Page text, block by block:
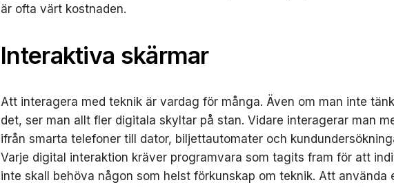
är ofta värt kostnaden.
Interaktiva skärmar
Att interagera med teknik är vardag för många. Även om man inte
det, ser man allt fler digitala skyltar på stan. Vidare interagerar man
ifrån smarta telefoner till dator, biljettautomater och
Varje digital interaktion kräver programvara som tagits fram för att
inte skall behöva någon som helst förkunskap om teknik. Att använda